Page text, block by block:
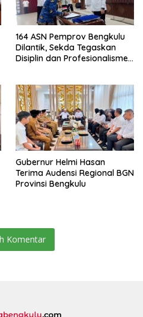
164 ASN Pemprov Bengkulu
Dilantik, Sekda Tegaskan
Disiplin dan Profesionalisme
Gubernur Helmi Hasan
Terima Audensi Regional BGN
Provinsi Bengkulu
Komentar